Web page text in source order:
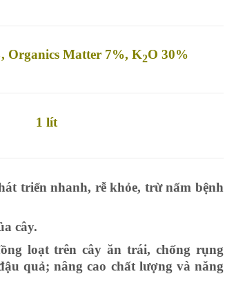
Organics Matter 7%, K2O 30%
1 lít
triển nhanh, rễ khỏe, trừ nấm bệnh
cây.
loạt trên cây ăn trái, chống rụng
quả; nâng cao chất lượng và năng